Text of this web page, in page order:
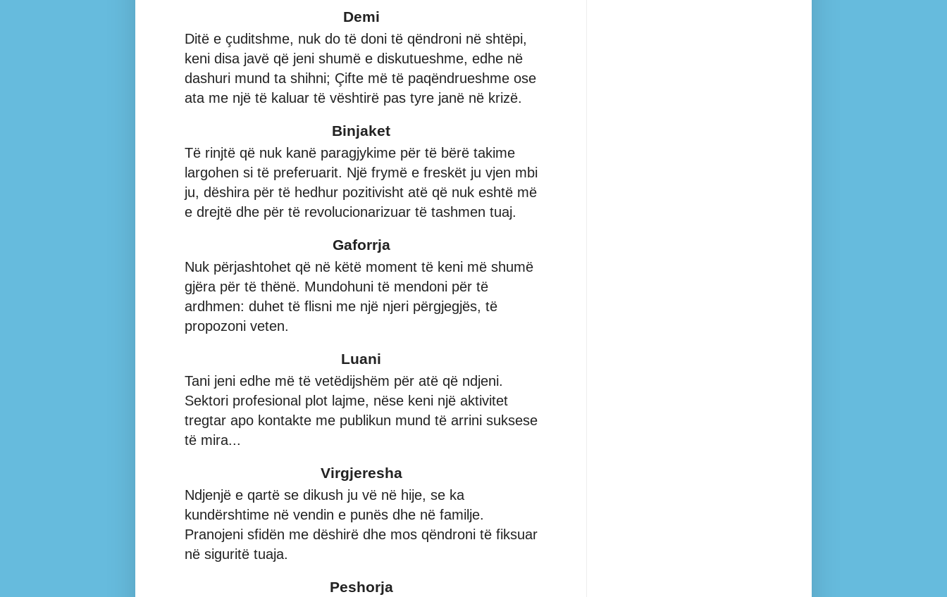
Demi
Ditë e çuditshme, nuk do të doni të qëndroni në shtëpi,
keni disa javë që jeni shumë e diskutueshme, edhe në
dashuri mund ta shihni; Çifte më të paqëndrueshme ose
ata me një të kaluar të vështirë pas tyre janë në krizë.
Binjaket
Të rinjtë që nuk kanë paragjykime për të bërë takime
largohen si të preferuarit. Një frymë e freskët ju vjen mbi
ju, dëshira për të hedhur pozitivisht atë që nuk eshtë më
e drejtë dhe për të revolucionarizuar të tashmen tuaj.
Gaforrja
Nuk përjashtohet që në këtë moment të keni më shumë
gjëra për të thënë. Mundohuni të mendoni për të
ardhmen: duhet të flisni me një njeri përgjegjës, të
propozoni veten.
Luani
Tani jeni edhe më të vetëdijshëm për atë që ndjeni.
Sektori profesional plot lajme, nëse keni një aktivitet
tregtar apo kontakte me publikun mund të arrini suksese
të mira...
Virgjeresha
Ndjenjë e qartë se dikush ju vë në hije, se ka
kundërshtime në vendin e punës dhe në familje.
Pranojeni sfidën me dëshirë dhe mos qëndroni të fiksuar
në siguritë tuaja.
Peshorja